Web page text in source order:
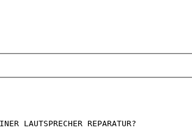
LAUTSPRECHER REPARATUR?